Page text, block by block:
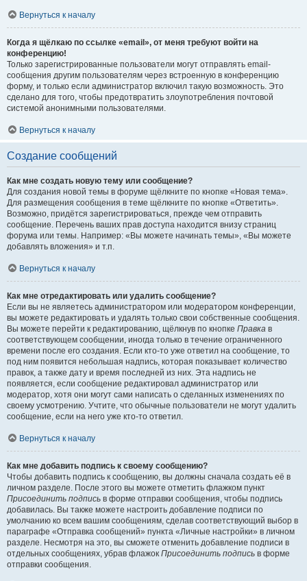
Вернуться к началу
Когда я щёлкаю по ссылке «email», от меня требуют войти на
конференцию!
Только зарегистрированные пользователи могут отправлять email-
сообщения другим пользователям через встроенную в конференцию
форму, и только если администратор включил такую возможность. Это
сделано для того, чтобы предотвратить злоупотребления почтовой
системой анонимными пользователями.
Вернуться к началу
Создание сообщений
Как мне создать новую тему или сообщение?
Для создания новой темы в форуме щёлкните по кнопке «Новая тема».
Для размещения сообщения в теме щёлкните по кнопке «Ответить».
Возможно, придётся зарегистрироваться, прежде чем отправить
сообщение. Перечень ваших прав доступа находится внизу страниц
форума или темы. Например: «Вы можете начинать темы», «Вы можете
добавлять вложения» и т.п.
Вернуться к началу
Как мне отредактировать или удалить сообщение?
Если вы не являетесь администратором или модератором конференции,
вы можете редактировать и удалять только свои собственные сообщения.
Вы можете перейти к редактированию, щёлкнув по кнопке Правка в
соответствующем сообщении, иногда только в течение ограниченного
времени после его создания. Если кто-то уже ответил на сообщение, то
под ним появится небольшая надпись, которая показывает количество
правок, а также дату и время последней из них. Эта надпись не
появляется, если сообщение редактировал администратор или
модератор, хотя они могут сами написать о сделанных изменениях по
своему усмотрению. Учтите, что обычные пользователи не могут удалить
сообщение, если на него уже кто-то ответил.
Вернуться к началу
Как мне добавить подпись к своему сообщению?
Чтобы добавить подпись к сообщению, вы должны сначала создать её в
личном разделе. После этого вы можете отметить флажком пункт
Присоединить подпись в форме отправки сообщения, чтобы подпись
добавилась. Вы также можете настроить добавление подписи по
умолчанию ко всем вашим сообщениям, сделав соответствующий выбор в
параграфе «Отправка сообщений» пункта «Личные настройки» в личном
разделе. Несмотря на это, вы сможете отменить добавление подписи в
отдельных сообщениях, убрав флажок Присоединить подпись в форме
отправки сообщения.